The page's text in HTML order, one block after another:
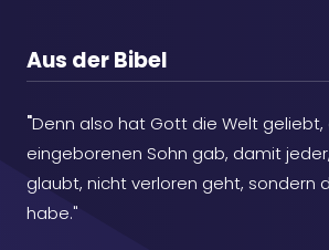
Aus der Bibel
"Denn also hat Gott die Welt geliebt,
eingeborenen Sohn gab, damit
glaubt, nicht verloren geht, sondern
habe."